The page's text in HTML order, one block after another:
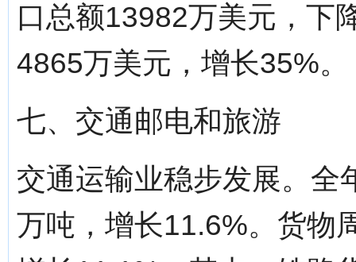
口总额13982万美元，下
4865万美元，增长35%。
七、交通邮电和旅游
交通运输业稳步发展。全
万吨，增长11.6%。货物